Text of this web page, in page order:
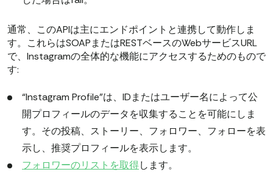
通常、このAPIは主にエンドポイントと連携して動作しま
す。これらはSOAPまたはRESTベースのWebサービスURL
で、Instagramの全体的な機能にアクセスするためのもので
す:
“Instagram Profile”は、IDまたはユーザー名によって公
開プロフィールのデータを収集することを可能にしま
す。その投稿、ストーリー、フォロワー、フォローを表
示し、推奨プロフィールを表示します。
フォロワーのリストを取得します。